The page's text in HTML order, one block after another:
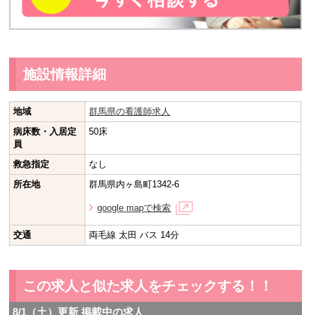
施設情報詳細
地域
群馬県の看護師求人
病床数・入居定
員
50床
救急指定
なし
所在地
群馬県内ヶ島町1342-6
google mapで検索
交通 両毛線 太田 バス 14分
この求人と似た求人をチェックする！！
8/1（土）更新 掲載中の求人